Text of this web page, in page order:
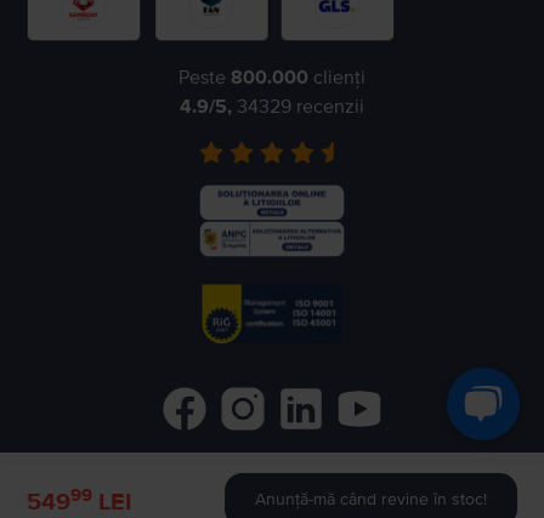
54999 LEI Anunță-mă când revine în stoc!
Peste 800.000 clienți
4.9/5, 34329 recenzii
©
- All rights reserved.